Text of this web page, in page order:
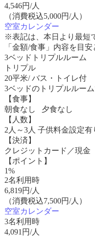
4,546円/人
（消費税込5,000円/人）
空室カレンダー
※表記は、本日より最短
「金額/食事」内容を目安
3ベッドトリプルルーム
トリプル
20平米/ バス・トイレ付
3ベッドのトリプルルーム
【食事】
朝食なし 夕食なし
【人数】
2人～3人 子供料金設定有
【決済】
クレジットカード／現金
【ポイント】
1%
2名利用時
6,819円/人
（消費税込7,500円/人）
空室カレンダー
3名利用時
4,091 円/人